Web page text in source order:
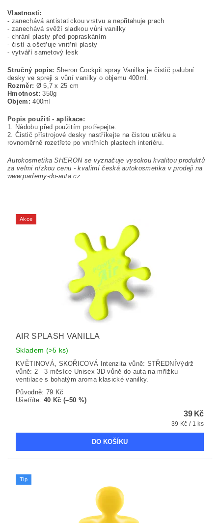
Vlastnosti:
- zanechává antistatickou vrstvu a nepřitahuje prach
- zanechává svěží sladkou vůni vanilky
- chrání plasty před popraskáním
- čistí a ošetřuje vnitřní plasty
- vytváří sametový lesk
Stručný popis: Sheron Cockpit spray Vanilka je čistič palubní
desky ve spreji s vůní vanilky o objemu 400ml.
Rozměr: Ø 5,7 x 25 cm
Hmotnost:350g
Objem: 400ml
Popis použití - aplikace:
1. Nádobu před použitím protřepejte.
2. Čistič přístrojové desky nastříkejte na čistou utěrku a
rovnoměrně rozetřete po vnitřních plastech interiéru.
Autokosmetika SHERON se vyznačuje vysokou kvalitou produktů
za velmi nízkou cenu - kvalitní česká autokosmetika v prodeji na
www.parfemy-do-auta.cz
Akce
AIR SPLASH VANILLA
Skladem (>5 ks)
KVĚTINOVÁ, SKOŘICOVÁ Intenzita vůně: STŘEDNÍVýdrž
vůně: 2 - 3 měsíce Unisex 3D vůně do auta na mřížku
ventilace s bohatým aroma klasické vanilky.
Původně: 79 Kč
Ušetříte:40 Kč (–50 %)
39 Kč
39 Kč / 1 ks
Tip